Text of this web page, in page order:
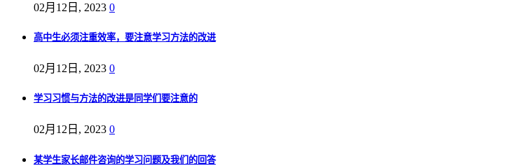
02月12日, 2023 0
高中生必须注重效率，要注意学习方法的改进
02月12日, 2023 0
学习习惯与方法的改进是同学们要注意的
02月12日, 2023 0
某学生家长邮件咨询的学习问题及我们的回答